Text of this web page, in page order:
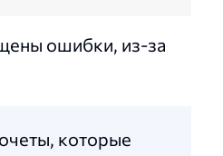
ошибки, из-за
которые